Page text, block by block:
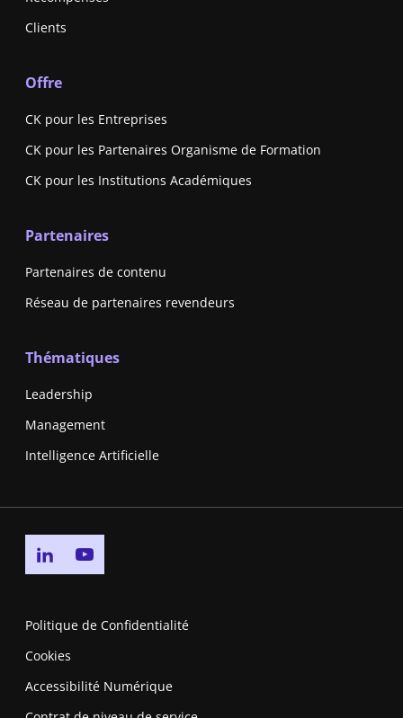
Clients
Offre
CK pour les Entreprises
CK pour les Partenaires Organisme de Formation
CK pour les Institutions Académiques
Partenaires
Partenaires de contenu
Réseau de partenaires revendeurs
Thématiques
Leadership
Management
Intelligence Artificielle
Go to linkedin page
Politique de Confidentialité
Cookies
Accessibilité Numérique